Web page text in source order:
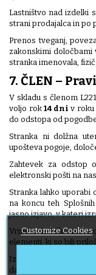
Lastništvo nad izdelki
strani prodajalca in po
Prenos tveganj,
zakonskimi določbami
stranka imenovala,
7. ČLEN –
V skladu s členom
voljo rok14 dni v roku
do odstopa od
Stranka ni dolžna
upošteva pogoje,
Zahtevek za odstop
elektronski pošti na
Stranka lahko uporabi
na koncu teh
jasno izjavo, v kateri
Vrnjeni izdelki
elementi, ki so bili
Izdelke je treba vrniti
dati v prodajo ali
Customize Cookies